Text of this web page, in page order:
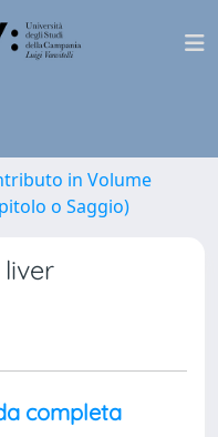
in Volume
o Saggio)
completa